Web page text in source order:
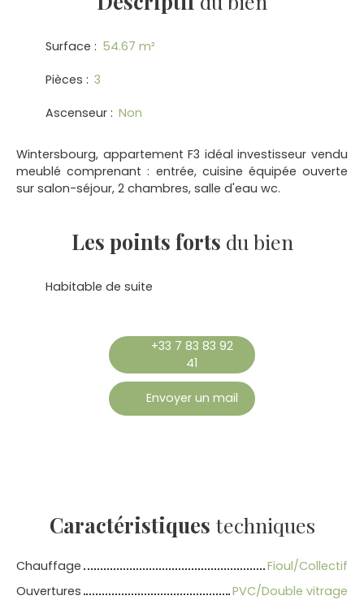
Surface : 54.67 m²
Pièces : 3
Ascenseur : Non
Wintersbourg, appartement F3 idéal investisseur vendu
meublé comprenant : entrée, cuisine équipée ouverte
sur salon-séjour, 2 chambres, salle d'eau wc.
Les points forts du bien
Habitable de suite
+33 7 83 83 92
41
Envoyer un mail
Caractéristiques techniques
Chauffage
Fioul/Collectif
Ouvertures
PVC/Double vitrage